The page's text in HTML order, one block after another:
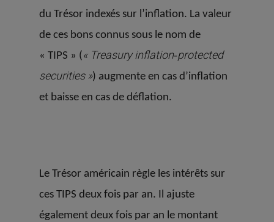
du Trésor indexés sur l’inflation. La valeur
de ces bons connus sous le nom de
« TIPS » ( « Treasury inflation‐protected
securities ») augmente en cas d’inflation
et baisse en cas de déflation.
Le Trésor américain règle les intérêts sur
ces TIPS deux fois par an. Il ajuste
également deux fois par an le montant